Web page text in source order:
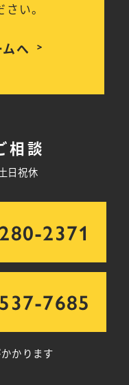
い。
へ
相談
日祝休
2371
7685
かります